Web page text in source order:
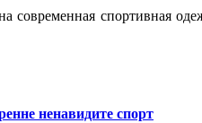
современная спортивная
ненавидите спорт